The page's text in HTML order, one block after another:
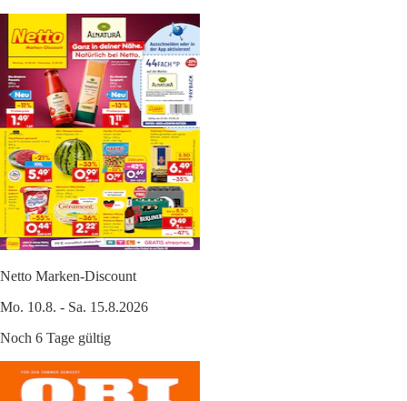
Netto Marken-Discount
Mo. 10.8. - Sa. 15.8.2026
Noch 6 Tage gültig